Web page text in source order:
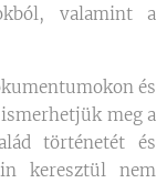
valamint a
és
meg a
történetét és
keresztül nem